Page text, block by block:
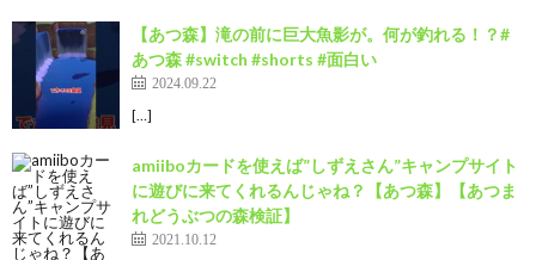
【あつ森】滝の前に巨大魚影が。何が釣れる！？#
あつ森 #switch #shorts #面白い
2024.09.22
[…]
amiiboカードを使えば”しずえさん”キャンプサイト
に遊びに来てくれるんじゃね？【あつ森】【あつま
れどうぶつの森検証】
2021.10.12